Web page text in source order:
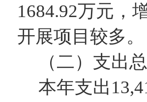
1684.92万元，
开展项目较多。
（二） 支出
本年支出